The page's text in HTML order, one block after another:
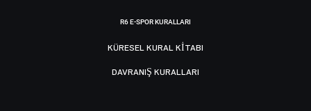
R6 E-SPOR KURALLARI
KÜRESEL KURAL KITABI
DAVRANIŞ KURALLARI